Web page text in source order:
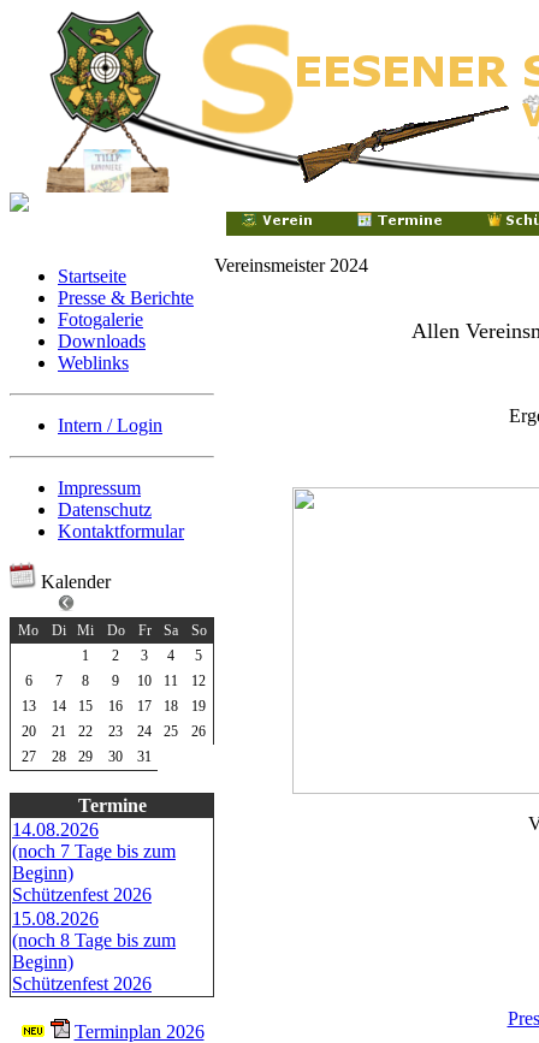
Startseite
Presse & Berichte
Fotogalerie
Downloads
Weblinks
Intern / Login
Impressum
Datenschutz
Kontaktformular
Kalender
Mo
Di Mi Do Fr Sa
So
1
2 3 4
5
6
7 8 9 10 11
12
13
14 15 16 17 18
19
20
21 22 23 24 25
26
27
28 29 30 31
Termine
14.08.2026
(noch 7 Tage bis zum
Beginn)
Schützenfest 2026
15.08.2026
(noch 8 Tage bis zum
Beginn)
Schützenfest 2026
Terminplan 2026
Vereinsmeister 2024
Allen